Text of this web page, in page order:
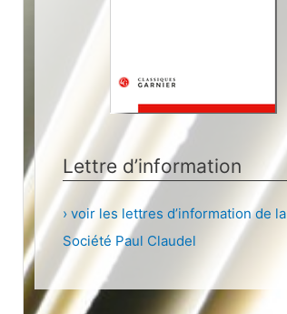
Lettre d’information
› voir les lettres d’information de la
Société Paul Claudel